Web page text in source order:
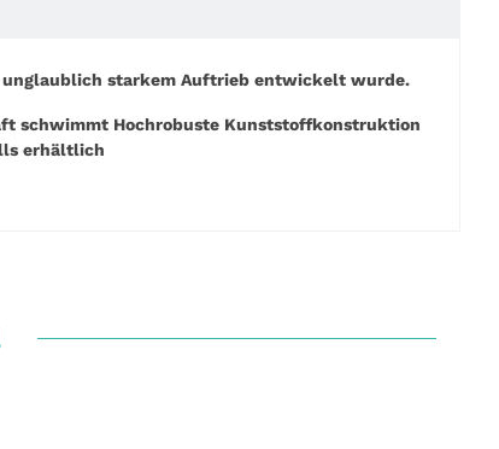
unglaublich starkem Auftrieb entwickelt wurde.
schwimmt Hochrobuste Kunststoffkonstruktion
erhältlich